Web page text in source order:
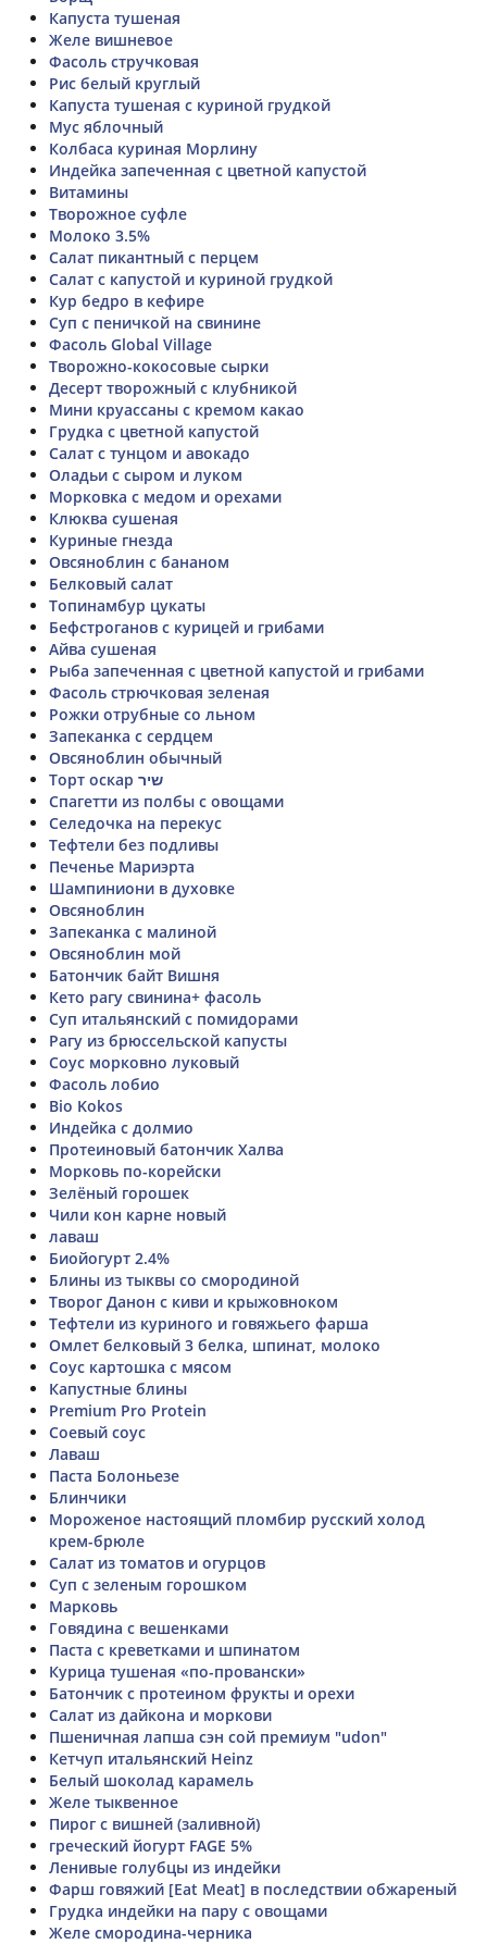
Капуста тушеная
Желе вишневое
Фасоль стручковая
Рис белый круглый
Капуста тушеная с куриной грудкой
Мус яблочный
Колбаса куриная Морлину
Индейка запеченная с цветной капустой
Витамины
Творожное суфле
Молоко 3.5%
Салат пикантный с перцем
Салат с капустой и куриной грудкой
Кур бедро в кефире
Суп с пеничкой на свинине
Фасоль Global Village
Творожно-кокосовые сырки
Десерт творожный с клубникой
Мини круассаны с кремом какао
Грудка с цветной капустой
Салат с тунцом и авокадо
Оладьи с сыром и луком
Морковка с медом и орехами
Клюква сушеная
Куриные гнезда
Овсяноблин с бананом
Белковый салат
Топинамбур цукаты
Бефстроганов с курицей и грибами
Айва сушеная
Рыба запеченная с цветной капустой и грибами
Фасоль стрючковая зеленая
Рожки отрубные со льном
Запеканка с сердцем
Овсяноблин обычный
Торт оскар שיר
Спагетти из полбы с овощами
Селедочка на перекус
Тефтели без подливы
Печенье Мариэрта
Шампиниони в духовке
Овсяноблин
Запеканка с малиной
Овсяноблин мой
Батончик байт Вишня
Кето рагу свинина+ фасоль
Суп итальянский с помидорами
Рагу из брюссельской капусты
Соус морковно луковый
Фасоль лобио
Bio Kokos
Индейка с долмио
Протеиновый батончик Халва
Морковь по-корейски
Зелёный горошек
Чили кон карне новый
лаваш
Биойогурт 2.4%
Блины из тыквы со смородиной
Творог Данон с киви и крыжовноком
Тефтели из куриного и говяжьего фарша
Омлет белковый 3 белка, шпинат, молоко
Соус картошка с мясом
Капустные блины
Premium Pro Protein
Соевый соус
Лаваш
Паста Болоньезе
Блинчики
Мороженое настоящий пломбир русский холод
крем-брюле
Салат из томатов и огурцов
Суп с зеленым горошком
Марковь
Говядина с вешенками
Паста с креветками и шпинатом
Курица тушеная «по-провански»
Батончик с протеином фрукты и орехи
Салат из дайкона и моркови
Пшеничная лапша сэн сой премиум "udon"
Кетчуп итальянский Heinz
Белый шоколад карамель
Желе тыквенное
Пирог с вишней (заливной)
греческий йогурт FAGE 5%
Ленивые голубцы из индейки
Фарш говяжий [Eat Meat] в последствии обжареный
Грудка индейки на пару с овощами
Желе смородина-черника